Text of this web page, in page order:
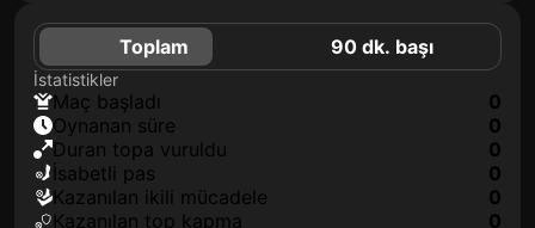
Toplam 90 dk. başı
İstatistikler
maç başladı
0
oynanan süre
0
duran topa vuruldu
0
isabetli pas
0
kazanılan ikili mücadele
0
kazanılan top kapma
0